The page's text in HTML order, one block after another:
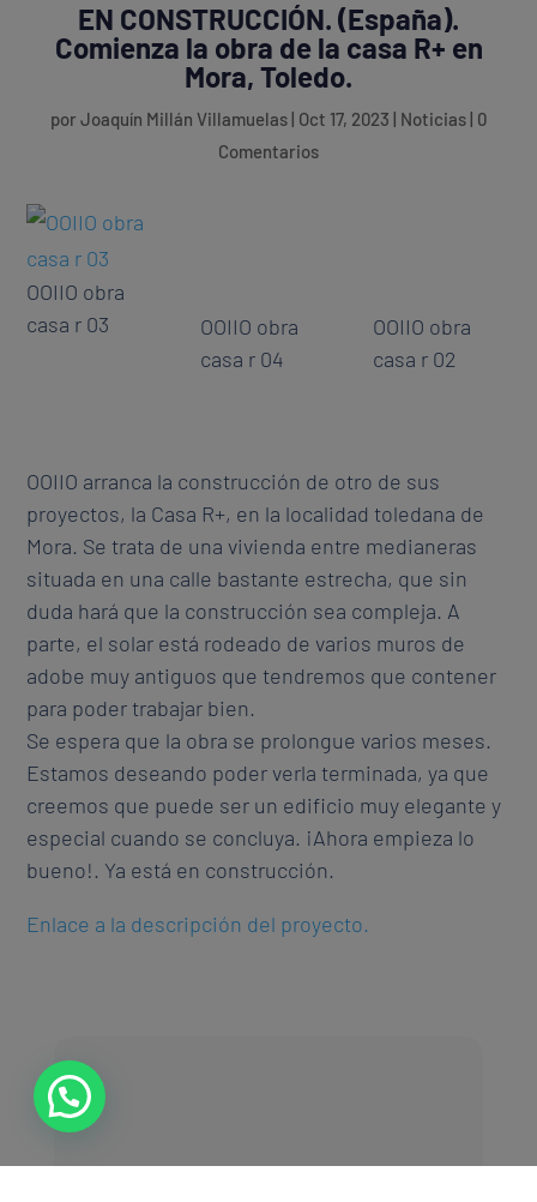
EN CONSTRUCCIÓN. (España).
Comienza la obra de la casa R+ en
Mora, Toledo.
por Joaquín Millán Villamuelas| Oct 17, 2023 | Noticias| 0
Comentarios
OOIIO obra
casa r 03
OOIIO obra
casa r 04
OOIIO obra
casa r 02
OOIIO arranca la construcción de otro de sus
proyectos, la Casa R+, en la localidad toledana de
Mora. Se trata de una vivienda entre medianeras
situada en una calle bastante estrecha, que sin
duda hará que la construcción sea compleja. A
parte, el solar está rodeado de varios muros de
adobe muy antiguos que tendremos que contener
para poder trabajar bien.
Se espera que la obra se prolongue varios meses.
Estamos deseando poder verla terminada, ya que
creemos que puede ser un edificio muy elegante y
especial cuando se concluya. ¡Ahora empieza lo
bueno!. Ya está en construcción.
Enlace a la descripción del proyecto.